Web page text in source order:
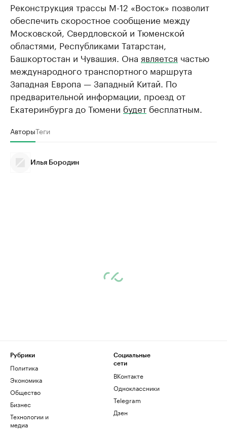
Реконструкция трассы М-12 «Восток» позволит
обеспечить скоростное сообщение между
Московской, Свердловской и Тюменской
областями, Республиками Татарстан,
Башкортостан и Чувашия. Она является частью
международного транспортного маршрута
Западная Европа — Западный Китай. По
предварительной информации, проезд от
Екатеринбурга до Тюмени будет бесплатным.
АвторыТеги
Илья Бородин
Рубрики
Политика
Экономика
Общество
Бизнес
Технологии и
медиа
Социальные
сети
ВКонтакте
Одноклассники
Telegram
Дзен